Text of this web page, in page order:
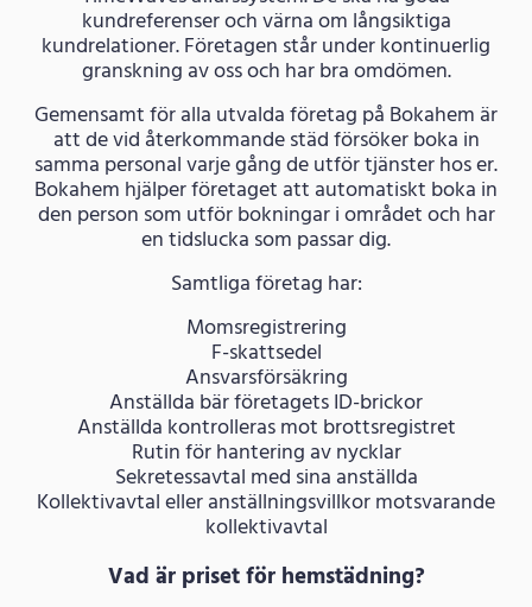
kundreferenser och värna om långsiktiga
kundrelationer. Företagen står under kontinuerlig
granskning av oss och har bra omdömen.
Gemensamt för alla utvalda företag på Bokahem är
att de vid återkommande städ försöker boka in
samma personal varje gång de utför tjänster hos er.
Bokahem hjälper företaget att automatiskt boka in
den person som utför bokningar i området och har
en tidslucka som passar dig.
Samtliga företag har:
Momsregistrering
F-skattsedel
Ansvarsförsäkring
Anställda bär företagets ID-brickor
Anställda kontrolleras mot brottsregistret
Rutin för hantering av nycklar
Sekretessavtal med sina anställda
Kollektivavtal eller anställningsvillkor motsvarande
kollektivavtal
Vad är priset för hemstädning?